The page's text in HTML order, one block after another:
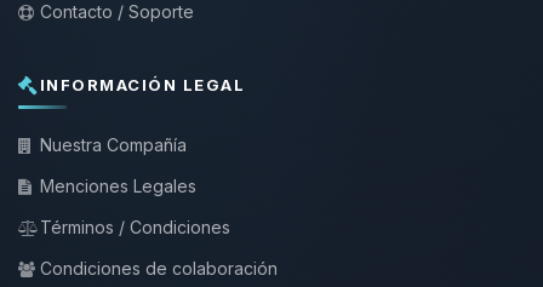
Contacto / Soporte
INFORMACIÓN LEGAL
Nuestra Compañía
Menciones Legales
Términos / Condiciones
Condiciones de colaboración